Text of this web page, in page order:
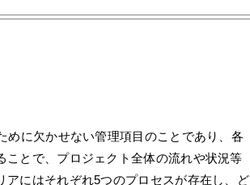
めに欠かせない管理項目のことであり、各
とで、プロジェクト全体の流れや状況等
にはそれぞれ5つのプロセスが存在し、ど